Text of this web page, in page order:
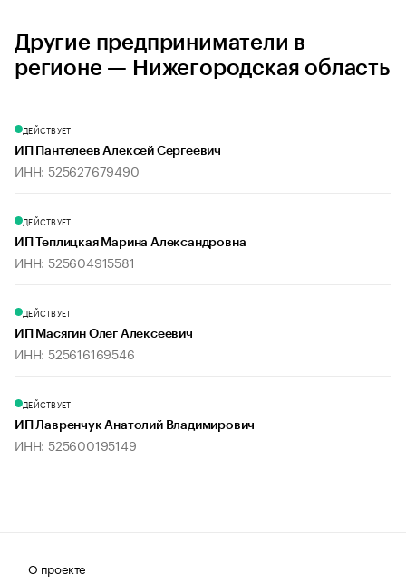
Другие предприниматели в
регионе — Нижегородская область
ДЕЙСТВУЕТ
ИП Пантелеев Алексей Сергеевич
ИНН: 525627679490
ДЕЙСТВУЕТ
ИП Теплицкая Марина Александровна
ИНН: 525604915581
ДЕЙСТВУЕТ
ИП Масягин Олег Алексеевич
ИНН: 525616169546
ДЕЙСТВУЕТ
ИП Лавренчук Анатолий Владимирович
ИНН: 525600195149
О проекте